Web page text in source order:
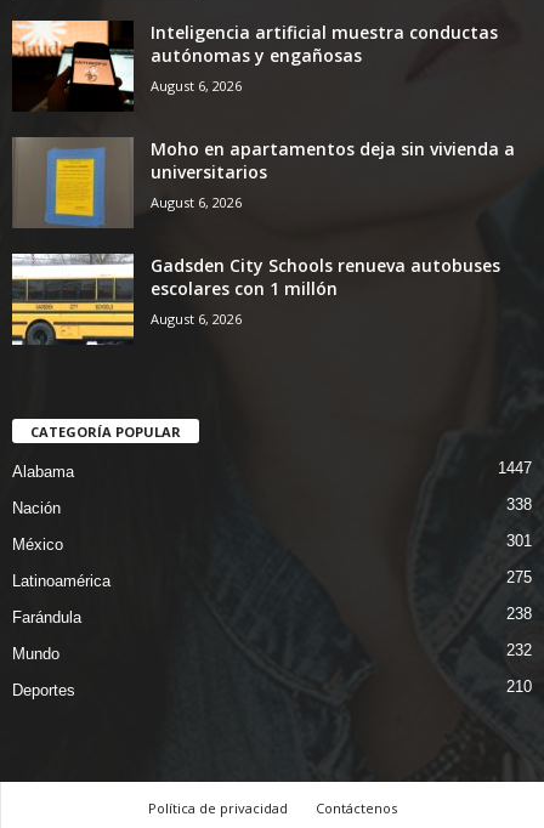
Inteligencia artificial muestra conductas
autónomas y engañosas
August 6, 2026
Moho en apartamentos deja sin vivienda a
universitarios
August 6, 2026
Gadsden City Schools renueva autobuses
escolares con 1 millón
August 6, 2026
CATEGORÍA POPULAR
Alabama 1447
Nación 338
México 301
Latinoamérica 275
Farándula 238
Mundo 232
Deportes 210
Política de privacidad Contáctenos